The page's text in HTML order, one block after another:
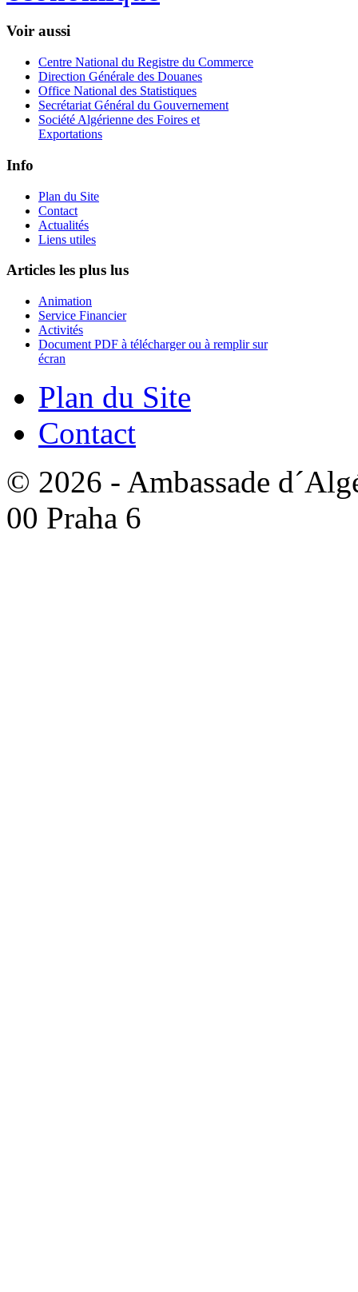
Voir aussi
Centre National du Registre du Commerce
Direction Générale des Douanes
Office National des Statistiques
Secrétariat Général du Gouvernement
Société Algérienne des Foires et
Exportations
Info
Plan du Site
Contact
Actualités
Liens utiles
Articles les plus lus
Animation
Service Financier
Activités
Document PDF à télécharger ou à remplir sur
écran
Plan du Site
Contact
© 2026 - Ambassade
00 Praha 6